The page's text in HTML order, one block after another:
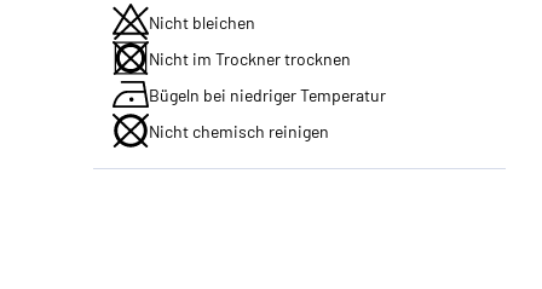
Nicht bleichen
Nicht im Trockner trocknen
Bügeln bei niedriger Temperatur
Nicht chemisch reinigen